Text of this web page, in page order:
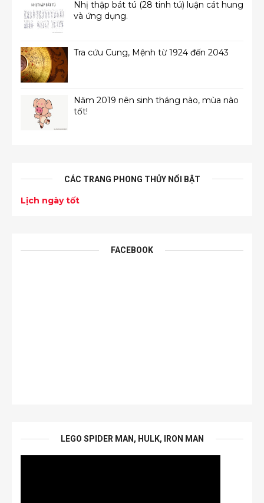
Nhị thập bát tú (28 tinh tú) luận cát hung
và ứng dụng.
Tra cứu Cung, Mệnh từ 1924 đến 2043
Năm 2019 nên sinh tháng nào, mùa nào
tốt!
CÁC TRANG PHONG THỦY NỔI BẬT
Lịch ngày tốt
FACEBOOK
LEGO SPIDER MAN, HULK, IRON MAN